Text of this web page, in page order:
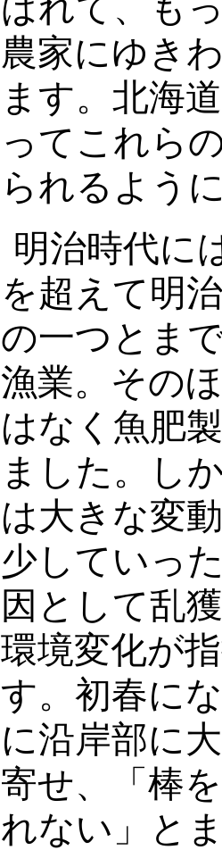
ばれて、も
農家にゆき
ます。北海
ってこれら
られるよう
明治時代に
を超えて明
の一つとま
漁業。その
はなく魚肥
ました。し
は大きな変
少していっ
因として乱
環境変化が
す。初春に
に沿岸部に
寄せ、「棒
れない」と